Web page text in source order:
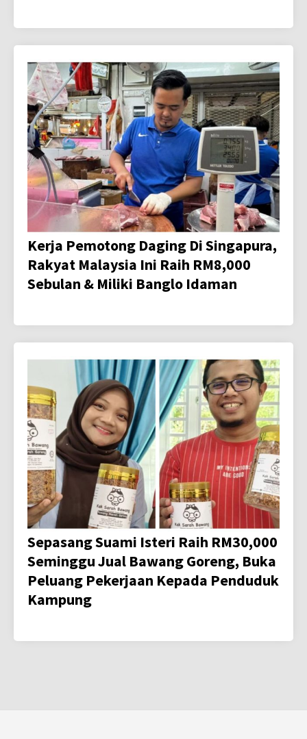
Kerja Pemotong Daging Di Singapura,
Rakyat Malaysia Ini Raih RM8,000
Sebulan & Miliki Banglo Idaman
Sepasang Suami Isteri Raih RM30,000
Seminggu Jual Bawang Goreng, Buka
Peluang Pekerjaan Kepada Penduduk
Kampung